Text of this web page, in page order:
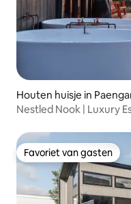
Houten huisje in
Nestled Nook | Luxury
Favoriet van gasten
Favoriet van gasten